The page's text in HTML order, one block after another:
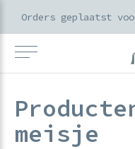
meisje